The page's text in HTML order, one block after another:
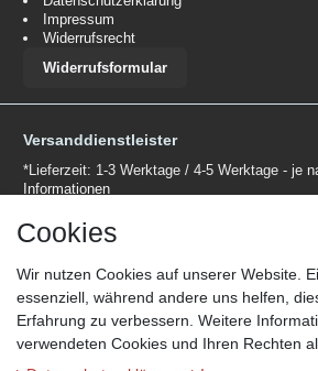
Impressum
Widerrufsrecht
Widerrufsformular
Versanddienstleister
*Lieferzeit: 1-3 Werktage / 4-5 Werktage - je
Informationen
Zahlungsmöglichkeiten
Cookies
Wir nutzen Cookies auf unserer Website.
essenziell, während andere uns helfen,
Erfahrung zu verbessern. Weitere
verwendeten Cookies und Ihren Rechten